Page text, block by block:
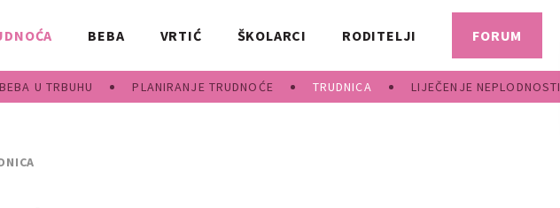
BEBA U TRBUHU PLANIRANJE TRUDNOĆE TRUDNICA LIJEČENJE NEPLODNOSTI
BEBA VRTIĆ ŠKOLARCI RODITELJI FORUM